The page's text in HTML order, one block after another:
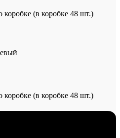
(в коробке 48 шт.)
(в коробке 48 шт.)